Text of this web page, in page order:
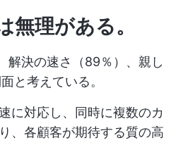
無理がある。
解決の速さ（89％）、親し
と考えている。
に対応し、同時に複数のカ
、各顧客が期待する質の高